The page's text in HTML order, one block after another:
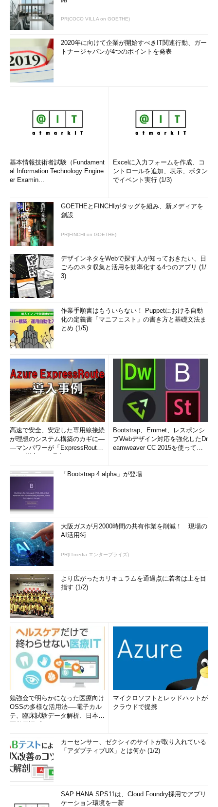
PR(COCO VILLA on GOETHE)
2020年に向けて企業が開始すべきIT関連行動、ガー
トナージャパンが4つのポイントを発表
基本情報技術者試験（Fundament
al Information Technology Engine
er Examin...
Excelに入力フォームを作成、コ
ントロールを追加、表示、ボタン
でイベント実行 (1/3)
GOETHEとFINCHIがタッグを組み、新メディアを
創設
PR(FINCHI on GOETHE)
デザインネタをWebで探す人が知っておきたい、日
ごろのネタ収集と活用を効率化する4つのアプリ (1/
3)
作業手順書はもういらない！ Puppetにおける自動
化の定義書「マニフェスト」の書き方と基礎文法ま
とめ (1/5)
高速で安全、安定した専用線接続
が理想のシステム構築のカギに―
―マンパワーが「ExpressRout
Bootstrap、Emmet、レスポンシ
ブWebデザイン対応を強化したDr
eamweaver CC 2015を使って
「Bootstrap 4 alpha」が登場
大阪ガスが月2000時間の共有作業を削減！ 現場の
AI活用術
PR(ITmedia エンタープライズ)
より広がったカリキュラムを通過点に若者は上を目
指す (1/2)
勉強会で明らかになった医療向け
OSSの多様な活用法──電子カル
テ、臨床試験データ解析、日本語
マイクロソフトとレッドハットが
クラウドで提携
カーセンサー、ゼクシィのサイトが取り入れている
「アダプティブUX」とは何か (1/2)
SAP HANA SPS11は、Cloud Foundry採用でアプリ
ケーション環境を一新